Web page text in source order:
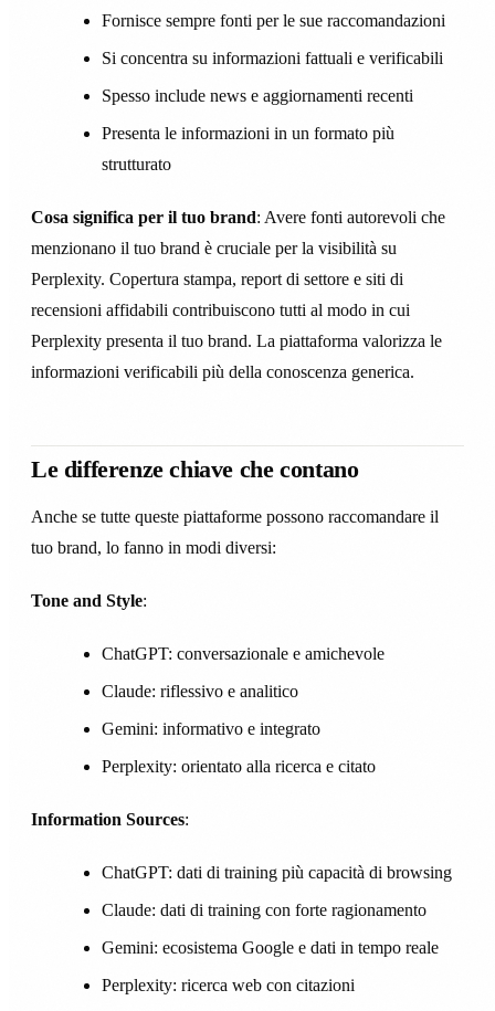
Fornisce sempre fonti per le sue raccomandazioni
Si concentra su informazioni fattuali e verificabili
Spesso include news e aggiornamenti recenti
Presenta le informazioni in un formato più
strutturato
Cosa significa per il tuo brand: Avere fonti autorevoli che
menzionano il tuo brand è cruciale per la visibilità su
Perplexity. Copertura stampa, report di settore e siti di
recensioni affidabili contribuiscono tutti al modo in cui
Perplexity presenta il tuo brand. La piattaforma valorizza le
informazioni verificabili più della conoscenza generica.
Le differenze chiave che contano
Anche se tutte queste piattaforme possono raccomandare il
tuo brand, lo fanno in modi diversi:
Tone and Style:
ChatGPT: conversazionale e amichevole
Claude: riflessivo e analitico
Gemini: informativo e integrato
Perplexity: orientato alla ricerca e citato
Information Sources:
ChatGPT: dati di training più capacità di browsing
Claude: dati di training con forte ragionamento
Gemini: ecosistema Google e dati in tempo reale
Perplexity: ricerca web con citazioni